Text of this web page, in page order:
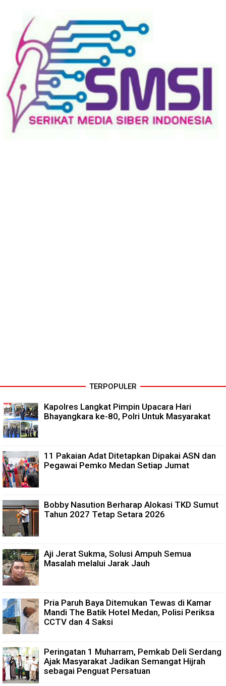
TERPOPULER
Kapolres Langkat Pimpin Upacara Hari
Bhayangkara ke-80, Polri Untuk Masyarakat
11 Pakaian Adat Ditetapkan Dipakai ASN dan
Pegawai Pemko Medan Setiap Jumat
Bobby Nasution Berharap Alokasi TKD Sumut
Tahun 2027 Tetap Setara 2026
Aji Jerat Sukma, Solusi Ampuh Semua
Masalah melalui Jarak Jauh
Pria Paruh Baya Ditemukan Tewas di Kamar
Mandi The Batik Hotel Medan, Polisi Periksa
CCTV dan 4 Saksi
Peringatan 1 Muharram, Pemkab Deli Serdang
Ajak Masyarakat Jadikan Semangat Hijrah
sebagai Penguat Persatuan